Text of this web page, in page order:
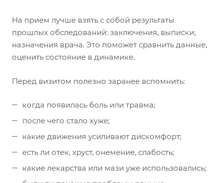
На прием лучше взять с собой результаты
прошлых обследований: заключения, выписки,
назначения врача. Это поможет сравнить данные,
оценить состояние в динамике.
Перед визитом полезно заранее вспомнить:
когда появилась боль или травма;
после чего стало хуже;
какие движения усиливают дискомфорт;
есть ли отек, хруст, онемение, слабость;
какие лекарства или мази уже использовались;